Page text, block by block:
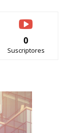
0
Suscriptores